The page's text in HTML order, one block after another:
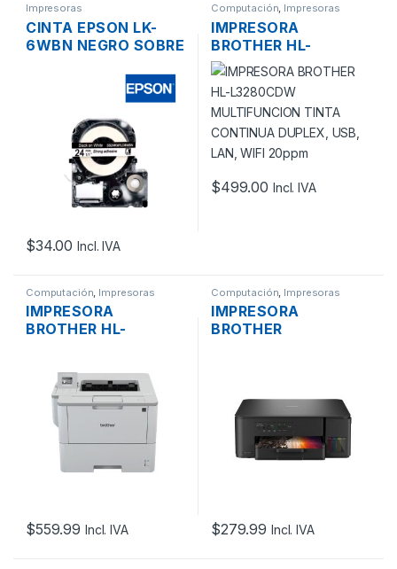
Impresoras
CINTA EPSON LK-
6WBN NEGRO SOBRE
9MTS. PARA LW-
$34.00 Incl. IVA
Computación, Impresoras
IMPRESORA
BROTHER HL-
L3280CDW
MULTIFUNCION
TINTA CONTINUA
DUPLEX, USB, LAN,
WIFI 20PPM
$499.00 Incl. IVA
Computación Impresoras
IMPRESORA
BROTHER HL-
MONOCROMO,
DUPLEX
AUTOMÁTICO, USB,
LAN, WIFI, HASTA 50
$559.99 Incl. IVA
Computación Impresoras
IMPRESORA
BROTHER
TINTA CONTINUA,
WIFI, USB
$279.99 Incl. IVA